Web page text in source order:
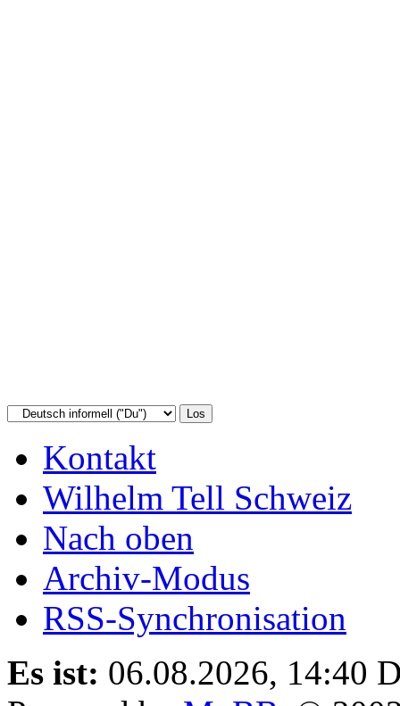
Kontakt
Wilhelm Tell Schweiz
Nach oben
Archiv-Modus
RSS-Synchronisation
Es ist: 06.08.2026, 14:40